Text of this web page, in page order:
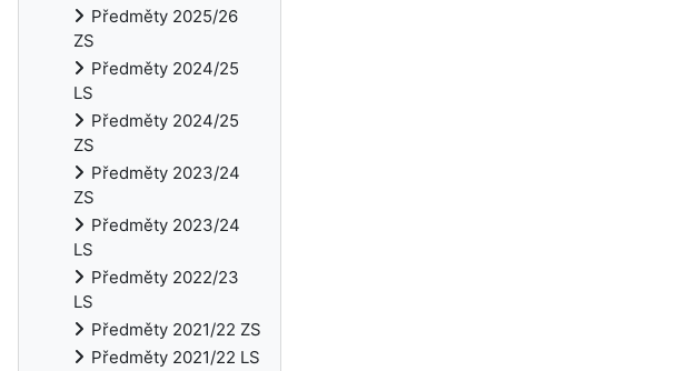
Předměty 2025/26
ZS
Předměty 2024/25
LS
Předměty 2024/25
ZS
Předměty 2023/24
ZS
Předměty 2023/24
LS
Předměty 2022/23
LS
Předměty 2021/22 ZS
Předměty 2021/22 LS